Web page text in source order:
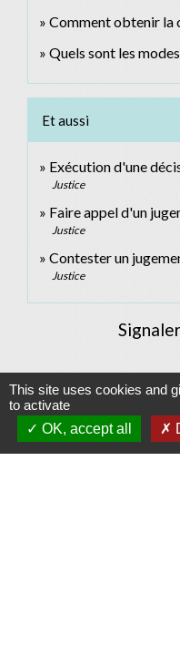
Comment obtenir la
Quels sont les
Et aussi
Exécution d'une
Justice
Faire appel d'un
Justice
Contester un
Justice
This site uses cookies and
to activate
OK, accept all